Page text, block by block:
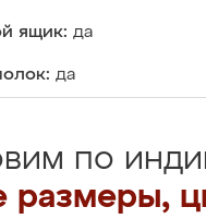
ящик: да
да
по